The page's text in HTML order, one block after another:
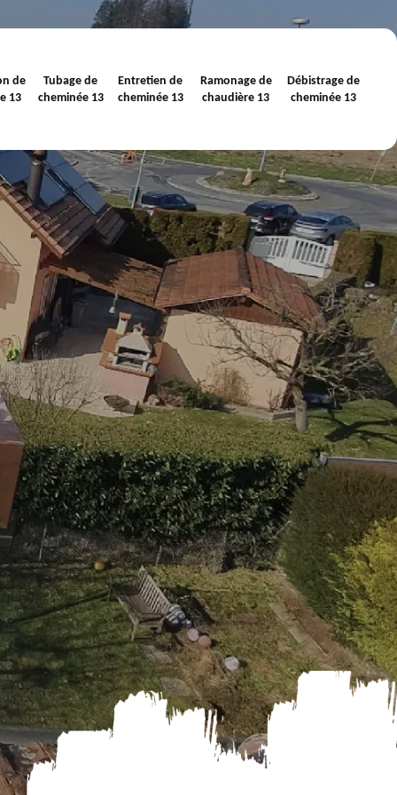
de
13
Tubage de
cheminée 13
Entretien de
cheminée 13
Ramonage de
chaudière 13
Débistrage de
cheminée 13